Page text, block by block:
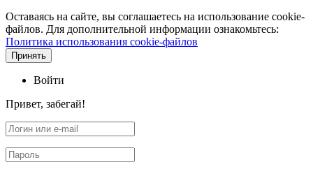
Оставаясь на сайте, вы соглашаетесь на использование cookie-
файлов. Для дополнительной информации ознакомьтесь:
Политика использования cookie-файлов
Принять
Войти
Привет, забегай!